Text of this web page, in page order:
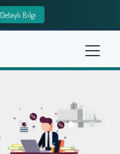
Detaylı Bilgi
info@vioyazilim.com.tr